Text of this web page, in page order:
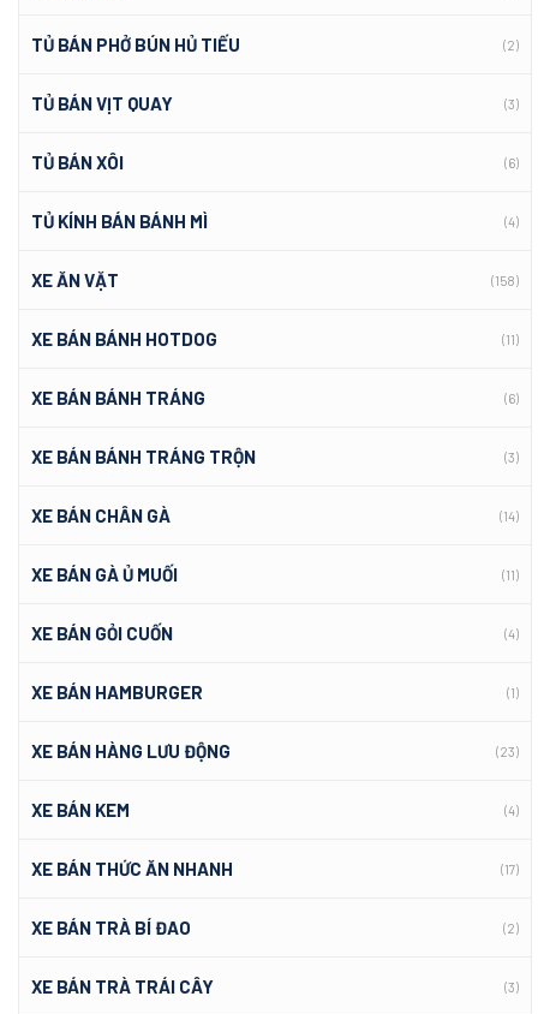
TỦ BÁN PHỞ BÚN HỦ TIẾU (2)
TỦ BÁN VỊT QUAY (3)
TỦ BÁN XÔI (6)
TỦ KÍNH BÁN BÁNH MÌ (4)
XE ĂN VẶT (158)
XE BÁN BÁNH HOTDOG (11)
XE BÁN BÁNH TRÁNG (6)
XE BÁN BÁNH TRÁNG TRỘN (3)
XE BÁN CHÂN GÀ (14)
XE BÁN GÀ Ủ MUỐI (11)
XE BÁN GỎI CUỐN (4)
XE BÁN HAMBURGER (1)
XE BÁN HÀNG LƯU ĐỘNG (23)
XE BÁN KEM (4)
XE BÁN THỨC ĂN NHANH (17)
XE BÁN TRÀ BÍ ĐAO (2)
XE BÁN TRÀ TRÁI CÂY (3)